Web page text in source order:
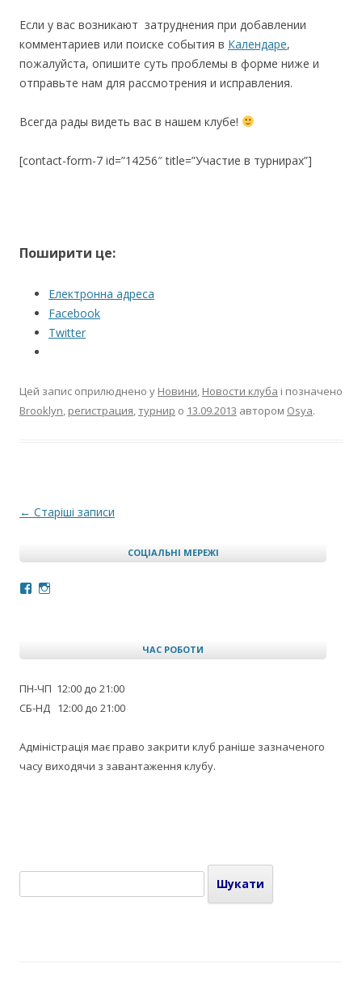
Если у вас возникают затруднения при добавлении
комментариев или поиске события в Календаре,
пожалуйста, опишите суть проблемы в форме ниже и
отправьте нам для рассмотрения и исправления.
Всегда рады видеть вас в нашем клубе!
[contact-form-7 id=”14256″ title=”Участие в турнирах”]
Поширити це:
Електронна адреса
Facebook
Twitter
Цей запис оприлюднено у Новини Новости клуба і позначено
Brooklyn регистрация турнир о 13.09.2013 автором Osya.
Навігація по запису
← Старіші записи
СОЦІАЛЬНІ МЕРЕЖІ
Facebook
Instagram
ЧАС РОБОТИ
ПН-ЧП 12:00 до 21:00
СБ-НД 12:00 до 21:00
Адміністрація має право закрити клуб раніше зазначеного
часу виходячи з завантаження клубу.
Пошук: